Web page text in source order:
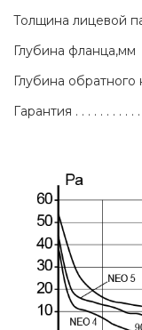
Толщина лицевой
Глубина фланца,мм
Глубина
Гарантия